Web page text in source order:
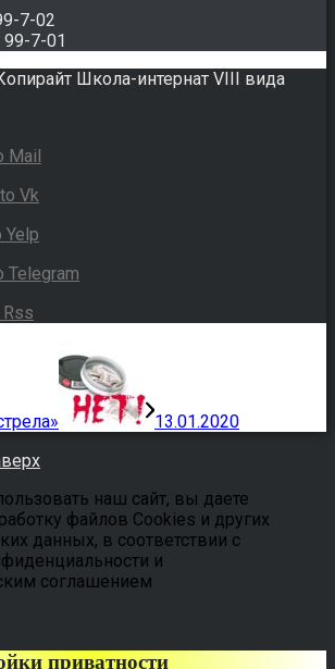
7-02
7-01
Школа-интернат VIII вида
Mail
Vk
Yelp
Telegram
Rss
13.01.2020
наш сайт, вы даете
файлов Cookies и других
данных, в соответствии с
и
соглашением
приватности